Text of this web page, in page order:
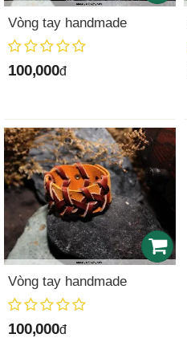
Vòng tay handmade
100,000đ
Vòng tay handmade
100,000đ